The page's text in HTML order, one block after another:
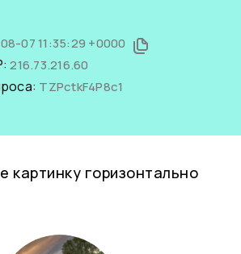
07 11:35:29 +0000
216.73.216.60
TZPctkF4P8c1
картинку горизонтально